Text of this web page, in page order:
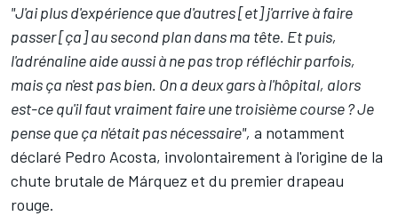
"J'ai plus d'expérience que d'autres [et] j'arrive à faire
passer [ça] au second plan dans ma tête. Et puis,
l'adrénaline aide aussi à ne pas trop réfléchir parfois,
mais ça n'est pas bien. On a deux gars à l'hôpital, alors
est-ce qu'il faut vraiment faire une troisième course?Je
pense que ça n'était pas nécessaire", a notamment
déclaré Pedro Acosta, involontairement à l'origine de la
chute brutale de Márquez et du premier drapeau
rouge.